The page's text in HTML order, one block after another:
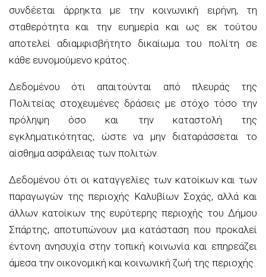
συνδέεται άρρηκτα με την κοινωνική ειρήνη, τη
σταθερότητα και την ευημερία και ως εκ τούτου
αποτελεί αδιαμφισβήτητο δικαίωμα του πολίτη σε
κάθε ευνομούμενο κράτος.
Δεδομένου ότι
απαιτούνται από πλευράς της
Πολιτείας στοχευμένες δράσεις με στόχο τόσο την
πρόληψη όσο και την καταστολή της
εγκληματικότητας, ώστε να μην διαταράσσεται το
αίσθημα ασφάλειας των πολιτών.
Δεδομένου ότι οι καταγγελίες των κατοίκων και των
παραγωγών της περιοχής Καλυβίων Σοχάς, αλλά και
άλλων κατοίκων της ευρύτερης περιοχής του Δήμου
Σπάρτης, αποτυπώνουν μια κατάσταση που προκαλεί
έντονη ανησυχία στην τοπική κοινωνία και επηρεάζει
άμεσα την οικονομική και κοινωνική ζωή της περιοχής.